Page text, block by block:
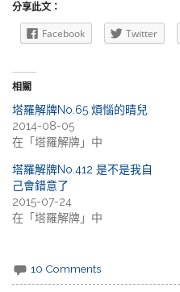
分享此文：
Facebook Twitter
相關
塔羅解牌No.65 煩惱的晴兒
2014-08-05
在「塔羅解牌」中
塔羅解牌No.412 是不是我自
己會錯意了
2015-07-24
在「塔羅解牌」中
10 Comments